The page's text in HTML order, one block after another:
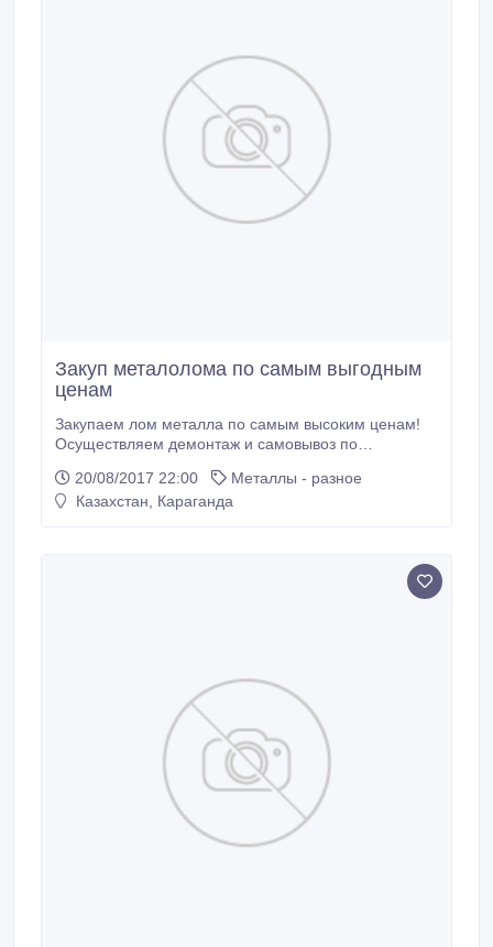
Закуп металолома по самым выгодным
ценам
Закупаем лом металла по самым высоким ценам!
Осуществляем демонтаж и самовывоз по
20/08/2017 22:00
Металлы - разное
Казахстан, Караганда